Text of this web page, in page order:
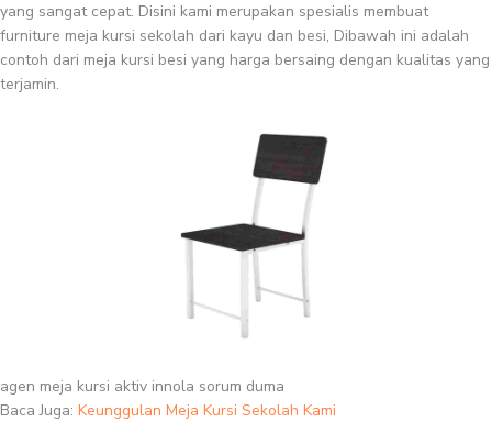
yang sangat cepat. Disini kami merupakan spesialis membuat
furniture meja kursi sekolah dari kayu dan besi, Dibawah ini adalah
contoh dari meja kursi besi yang harga bersaing dengan kualitas yang
terjamin.
agen meja kursi aktiv innola sorum duma
Baca Juga: Keunggulan Meja Kursi Sekolah Kami